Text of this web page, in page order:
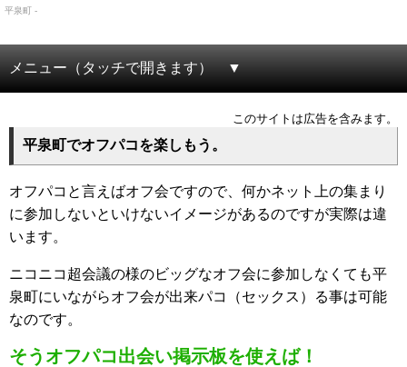
平泉町 -
メニュー（タッチで開きます）
このサイトは広告を含みます。
平泉町でオフパコを楽しもう。
オフパコと言えばオフ会ですので、何かネット上の集まり
に参加しないといけないイメージがあるのですが実際は違
います。
ニコニコ超会議の様のビッグなオフ会に参加しなくても平
泉町にいながらオフ会が出来パコ（セックス）る事は可能
なのです。
そうオフパコ出会い掲示板を使えば！